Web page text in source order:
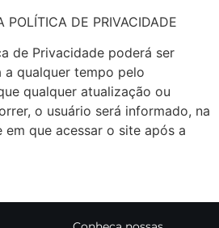
POLÍTICA DE PRIVACIDADE
de Privacidade poderá ser
qualquer tempo pelo
qualquer atualização ou
o usuário será informado, na
que acessar o site após a